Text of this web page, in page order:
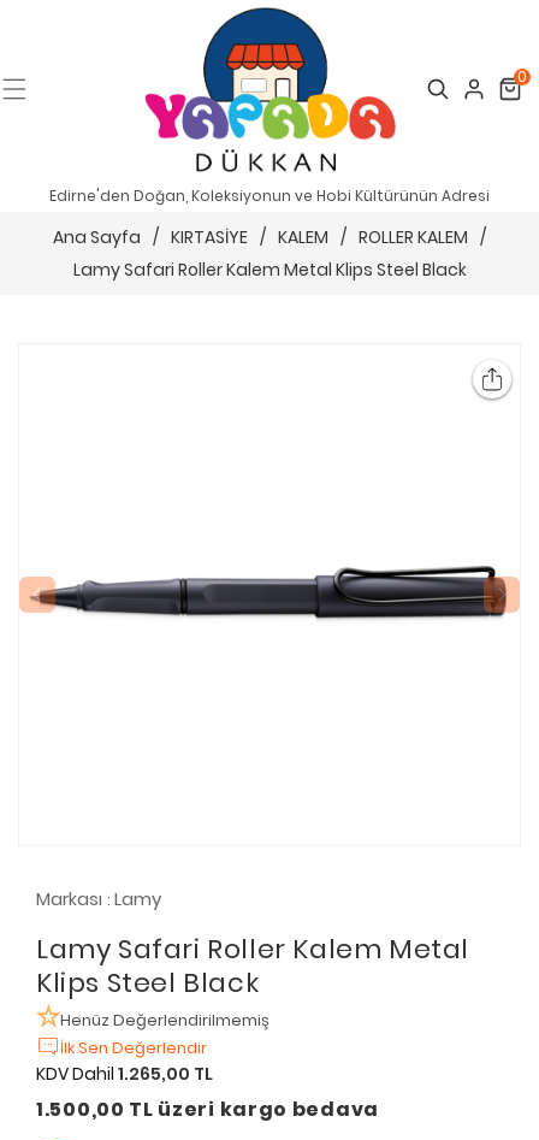
Search Cart
0
Edirne'den Doğan, Koleksiyonun ve Hobi Kültürünün Adresi
Ana Sayfa / KIRTASİYE / KALEM / ROLLER KALEM /
Lamy Safari Roller Kalem Metal Klips Steel Black
Markası : Lamy
Lamy Safari Roller Kalem Metal
Klips Steel Black
Henüz Değerlendirilmemiş
İlk Sen Değerlendir
KDV Dahil 1.265,00 TL
1.500,00 TL üzeri kargo bedava